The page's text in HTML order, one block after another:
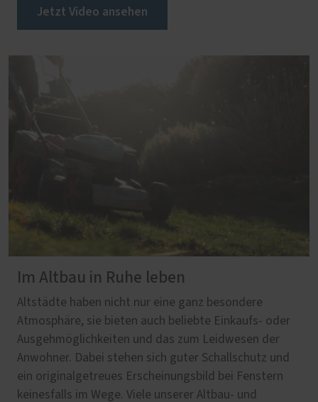
Jetzt Video ansehen
Im Altbau in Ruhe leben
Altstädte haben nicht nur eine ganz besondere
Atmosphäre, sie bieten auch beliebte Einkaufs- oder
Ausgehmöglichkeiten und das zum Leidwesen der
Anwohner. Dabei stehen sich guter Schallschutz und
ein originalgetreues Erscheinungsbild bei Fenstern
keinesfalls im Wege. Viele unserer Altbau- und